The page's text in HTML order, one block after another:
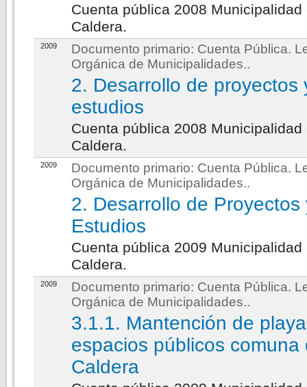
Cuenta pública 2008 Municipalidad
Caldera.
2009 Documento primario: Cuenta Pública.
Orgánica de Municipalidades..
2. Desarrollo de proyectos
estudios
Cuenta pública 2008 Municipalidad
Caldera.
2009 Documento primario: Cuenta Pública.
Orgánica de Municipalidades..
2. Desarrollo de Proyectos
Estudios
Cuenta pública 2009 Municipalidad
Caldera.
2009 Documento primario: Cuenta Pública.
Orgánica de Municipalidades..
3.1.1. Mantención de
espacios públicos comuna
Caldera